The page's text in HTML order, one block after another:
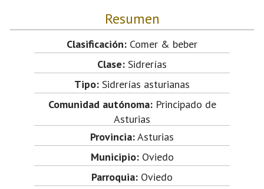
Resumen
Clasificación: Comer & beber
Clase: Sidrerías
Tipo: Sidrerías asturianas
Comunidad autónoma:Principado de
Asturias
Provincia:Asturias
Municipio:Oviedo
Parroquia: Oviedo